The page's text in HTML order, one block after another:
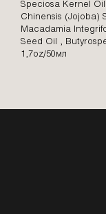
Speciosa Kernel
Chinensis (Jojoba)
Macadamia
Seed Oil ,
1,7oz/50мл